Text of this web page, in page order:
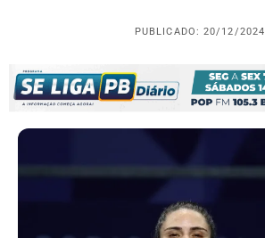
PUBLICADO: 20/12/2024